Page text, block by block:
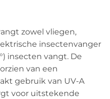
zowel vliegen,
insectenvanger
insecten vangt. De
van een
gebruik van UV-A
voor uitstekende